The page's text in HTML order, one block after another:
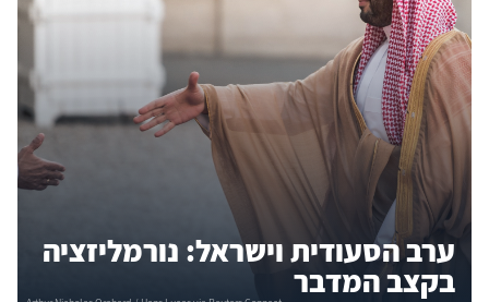
ערב הסעודית וישראל: נורמליזציה
בקצב המדבר